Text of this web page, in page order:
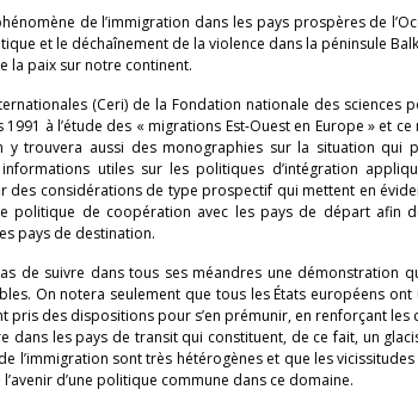
de l’immigration dans les pays prospères de
et le déchaînement de la violence dans la péninsule
la paix sur notre continent.
(Ceri) de la Fondation nationale des sciences
à l’étude des « migrations Est-Ouest en Europe » et
y trouvera aussi des monographies sur la situation qui
utiles sur les politiques d’intégration
des considérations de type prospectif qui mettent en
politique de coopération avec les pays de départ afin
pays de destination.
de suivre dans tous ses méandres une démonstration
On notera seulement que tous les États européens
pris des dispositions pour s’en prémunir, en renforçant
les pays de transit qui constituent, de ce fait, un
l’immigration sont très hétérogènes et que les
d’une politique commune dans ce domaine.